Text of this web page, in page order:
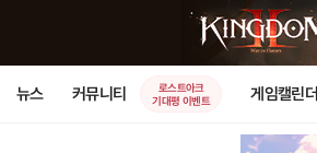
뉴스 커뮤니티
로스트아크
기대평 이벤트
게임캘린더